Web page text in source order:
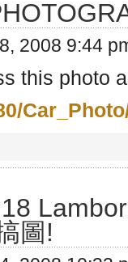
2008 9:44
this photo
圖!